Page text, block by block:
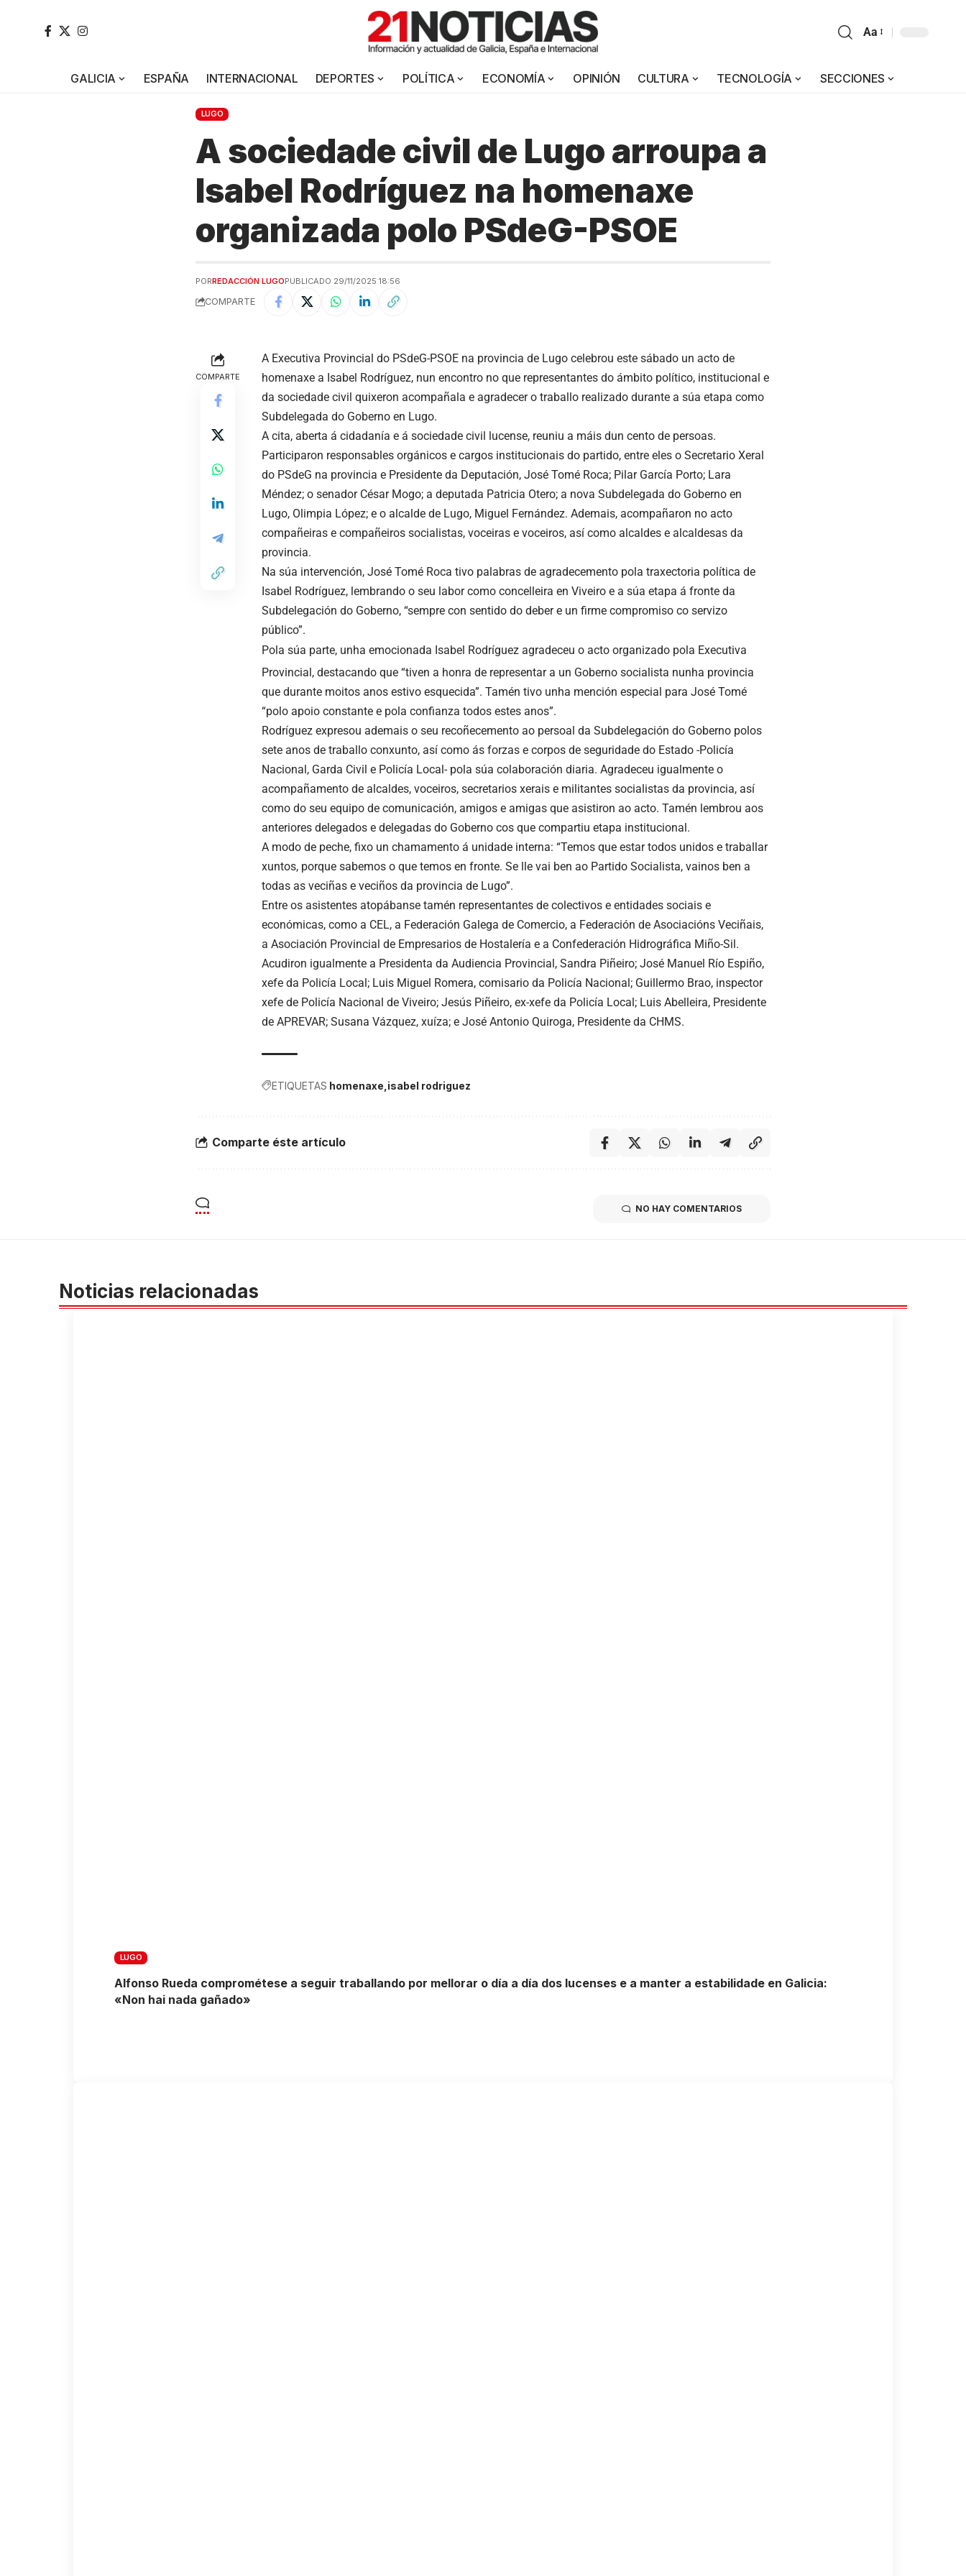
Aa
GALICIA ESPAÑA INTERNACIONAL DEPORTES POLÍTICA ECONOMÍA OPINIÓN CULTURA TECNOLOGÍA SECCIONES
LUGO
A sociedade civil de Lugo arroupa a
Isabel Rodríguez na homenaxe
organizada polo PSdeG-PSOE
PORREDACCIÓN LUGOPUBLICADO 29/11/2025 18:56
COMPARTE
COMPARTE
A Executiva Provincial do PSdeG-PSOE na provincia de Lugo celebrou este sábado un acto de
homenaxe a Isabel Rodríguez, nun encontro no que representantes do ámbito político, institucional e
da sociedade civil quixeron acompañala e agradecer o traballo realizado durante a súa etapa como
Subdelegada do Goberno en Lugo.
A cita, aberta á cidadanía e á sociedade civil lucense, reuniu a máis dun cento de persoas.
Participaron responsables orgánicos e cargos institucionais do partido, entre eles o Secretario Xeral
do PSdeG na provincia e Presidente da Deputación, José Tomé Roca; Pilar García Porto; Lara
Méndez; o senador César Mogo; a deputada Patricia Otero; a nova Subdelegada do Goberno en
Lugo, Olimpia López; e o alcalde de Lugo, Miguel Fernández. Ademais, acompañaron no acto
compañeiras e compañeiros socialistas, voceiras e voceiros, así como alcaldes e alcaldesas da
provincia.
Na súa intervención, José Tomé Roca tivo palabras de agradecemento pola traxectoria política de
Isabel Rodríguez, lembrando o seu labor como concelleira en Viveiro e a súa etapa á fronte da
Subdelegación do Goberno, “sempre con sentido do deber e un firme compromiso co servizo
público”.
Pola súa parte, unha emocionada Isabel Rodríguez agradeceu o acto organizado pola Executiva
Provincial, destacando que “tiven a honra de representar a un Goberno socialista nunha provincia
que durante moitos anos estivo esquecida”. Tamén tivo unha mención especial para José Tomé
“polo apoio constante e pola confianza todos estes anos”.
Rodríguez expresou ademais o seu recoñecemento ao persoal da Subdelegación do Goberno polos
sete anos de traballo conxunto, así como ás forzas e corpos de seguridade do Estado -Policía
Nacional, Garda Civil e Policía Local- pola súa colaboración diaria. Agradeceu igualmente o
acompañamento de alcaldes, voceiros, secretarios xerais e militantes socialistas da provincia, así
como do seu equipo de comunicación, amigos e amigas que asistiron ao acto. Tamén lembrou aos
anteriores delegados e delegadas do Goberno cos que compartiu etapa institucional.
A modo de peche, fixo un chamamento á unidade interna: “Temos que estar todos unidos e traballar
xuntos, porque sabemos o que temos en fronte. Se lle vai ben ao Partido Socialista, vainos ben a
todas as veciñas e veciños da provincia de Lugo”.
Entre os asistentes atopábanse tamén representantes de colectivos e entidades sociais e
económicas, como a CEL, a Federación Galega de Comercio, a Federación de Asociacións Veciñais,
a Asociación Provincial de Empresarios de Hostalería e a Confederación Hidrográfica Miño-Sil.
Acudiron igualmente a Presidenta da Audiencia Provincial, Sandra Piñeiro; José Manuel Río Espiño,
xefe da Policía Local; Luis Miguel Romera, comisario da Policía Nacional; Guillermo Brao, inspector
xefe de Policía Nacional de Viveiro; Jesús Piñeiro, ex-xefe da Policía Local; Luis Abelleira, Presidente
de APREVAR; Susana Vázquez, xuíza; e José Antonio Quiroga, Presidente da CHMS.
ETIQUETAS homenaxe isabel rodriguez
Comparte éste artículo
NO HAY COMENTARIOS
Noticias relacionadas
LUGO
Alfonso Rueda comprométese a seguir traballando por mellorar o día a día dos lucenses e a manter a estabilidade en Galicia:
«Non hai nada gañado»